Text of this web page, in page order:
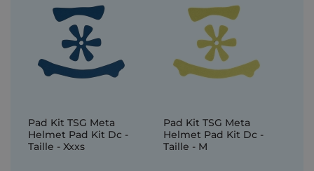
Pad Kit TSG Meta
Helmet Pad Kit Dc -
Taille - Xxxs
Pad Kit TSG Meta
Helmet Pad Kit Dc -
Taille - M